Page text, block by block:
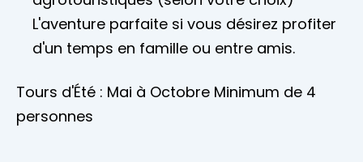
L'aventure parfaite si vous désirez profiter
d'un temps en famille ou entre amis.
Tours d'Été : Mai à Octobre Minimum de 4
personnes